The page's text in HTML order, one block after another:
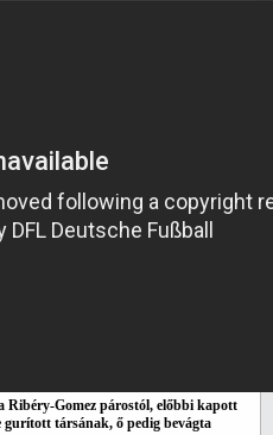
Gomez párostól, előbbi kapott
gurított társának, ő pedig bevágta